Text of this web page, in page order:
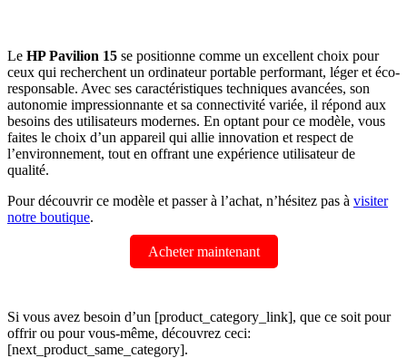
Le HP Pavilion 15 se positionne comme un excellent choix pour
ceux qui recherchent un ordinateur portable performant, léger et éco-
responsable. Avec ses caractéristiques techniques avancées, son
autonomie impressionnante et sa connectivité variée, il répond aux
besoins des utilisateurs modernes. En optant pour ce modèle, vous
faites le choix d’un appareil qui allie innovation et respect de
l’environnement, tout en offrant une expérience utilisateur de
qualité.
Pour découvrir ce modèle et passer à l’achat, n’hésitez pas à visiter
notre boutique.
Acheter maintenant
Si vous avez besoin d’un [product_category_link], que ce soit pour
offrir ou pour vous-même, découvrez ceci:
[next_product_same_category].